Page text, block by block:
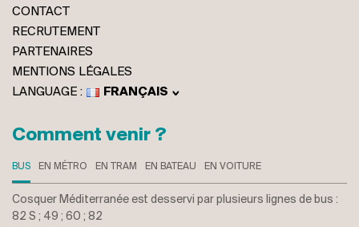
CONTACT
RECRUTEMENT
PARTENAIRES
MENTIONS LÉGALES
FRANÇAIS
ITALIANO
Comment venir ?
BUS EN MÉTRO EN TRAM EN BATEAU EN VOITURE
Cosquer Méditerranée est desservi par plusieurs lignes de bus :
82 S ; 49 ; 60 ; 82